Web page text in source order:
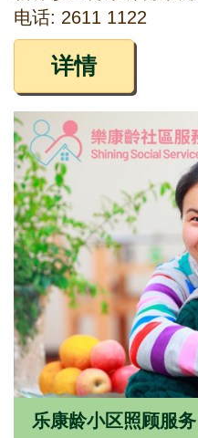
电话: 2611 1122
详情
乐康龄小区照顾服